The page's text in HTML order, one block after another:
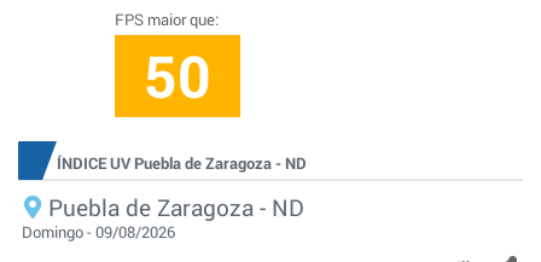
FPS maior que:
50
ÍNDICE UV Puebla de Zaragoza - ND
Puebla de Zaragoza - ND
Domingo - 09/08/2026